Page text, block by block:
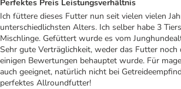
Perfektes Preis Leistungsverhältnis
Ich füttere dieses Futter nun seit vielen vielen
unterschiedlichsten Alters. Ich selber habe 3
Mischlinge. Gefüttert wurde es vom
Sehr gute Verträglichkeit, weder das Futter
einigen Bewertungen behauptet wurde. Für
auch geeignet, natürlich nicht bei
perfektes Allroundfutter!